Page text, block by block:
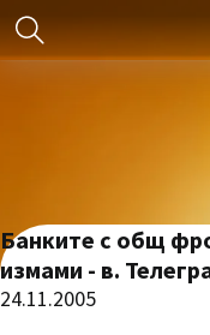
Банките с общ
измами - в.
24.11.2005